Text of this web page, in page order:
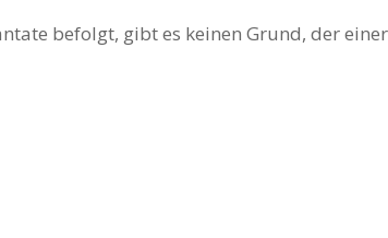
befolgt, gibt es keinen Grund, der